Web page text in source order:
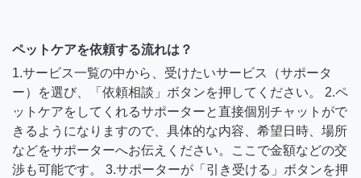
ペットケアを依頼する流れは？
1.サービス一覧の中から、受けたいサービス（サポータ
ー）を選び、「依頼相談」ボタンを押してください。 2.ペ
ットケアをしてくれるサポーターと直接個別チャットがで
きるようになりますので、具体的な内容、希望日時、場所
などをサポーターへお伝えください。ここで金額などの交
渉も可能です。 3.サポーターが「引き受ける」ボタンを押